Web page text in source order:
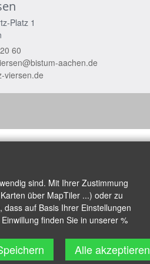
Platz 1
60
aachen.de
viersen.de
sind. Mit Ihrer Zustimmung
über MapTiler ...) oder zu
auf Basis Ihrer Einstellungen
finden Sie in unserer %
Alle akzeptieren